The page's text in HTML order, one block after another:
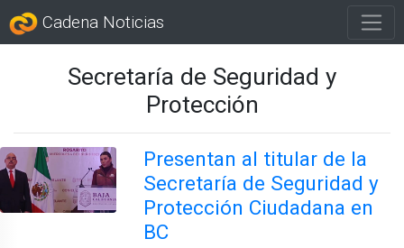
Cadena Noticias
Secretaría de Seguridad y
Protección
Presentan al titular de la
Secretaría de Seguridad y
Protección Ciudadana en
BC